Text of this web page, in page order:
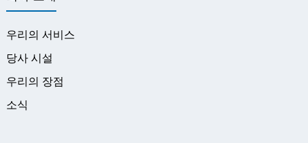
우리의 서비스
당사 시설
우리의 장점
소식